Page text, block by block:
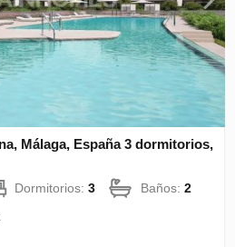
Málaga, España 3 dormitorios,
Dormitorios:3 Baños:2